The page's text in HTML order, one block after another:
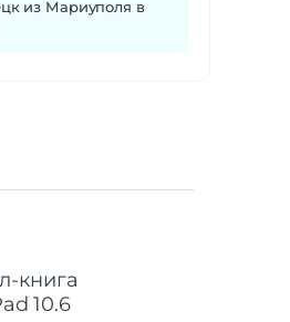
из Мариуполя в
книга
10.6